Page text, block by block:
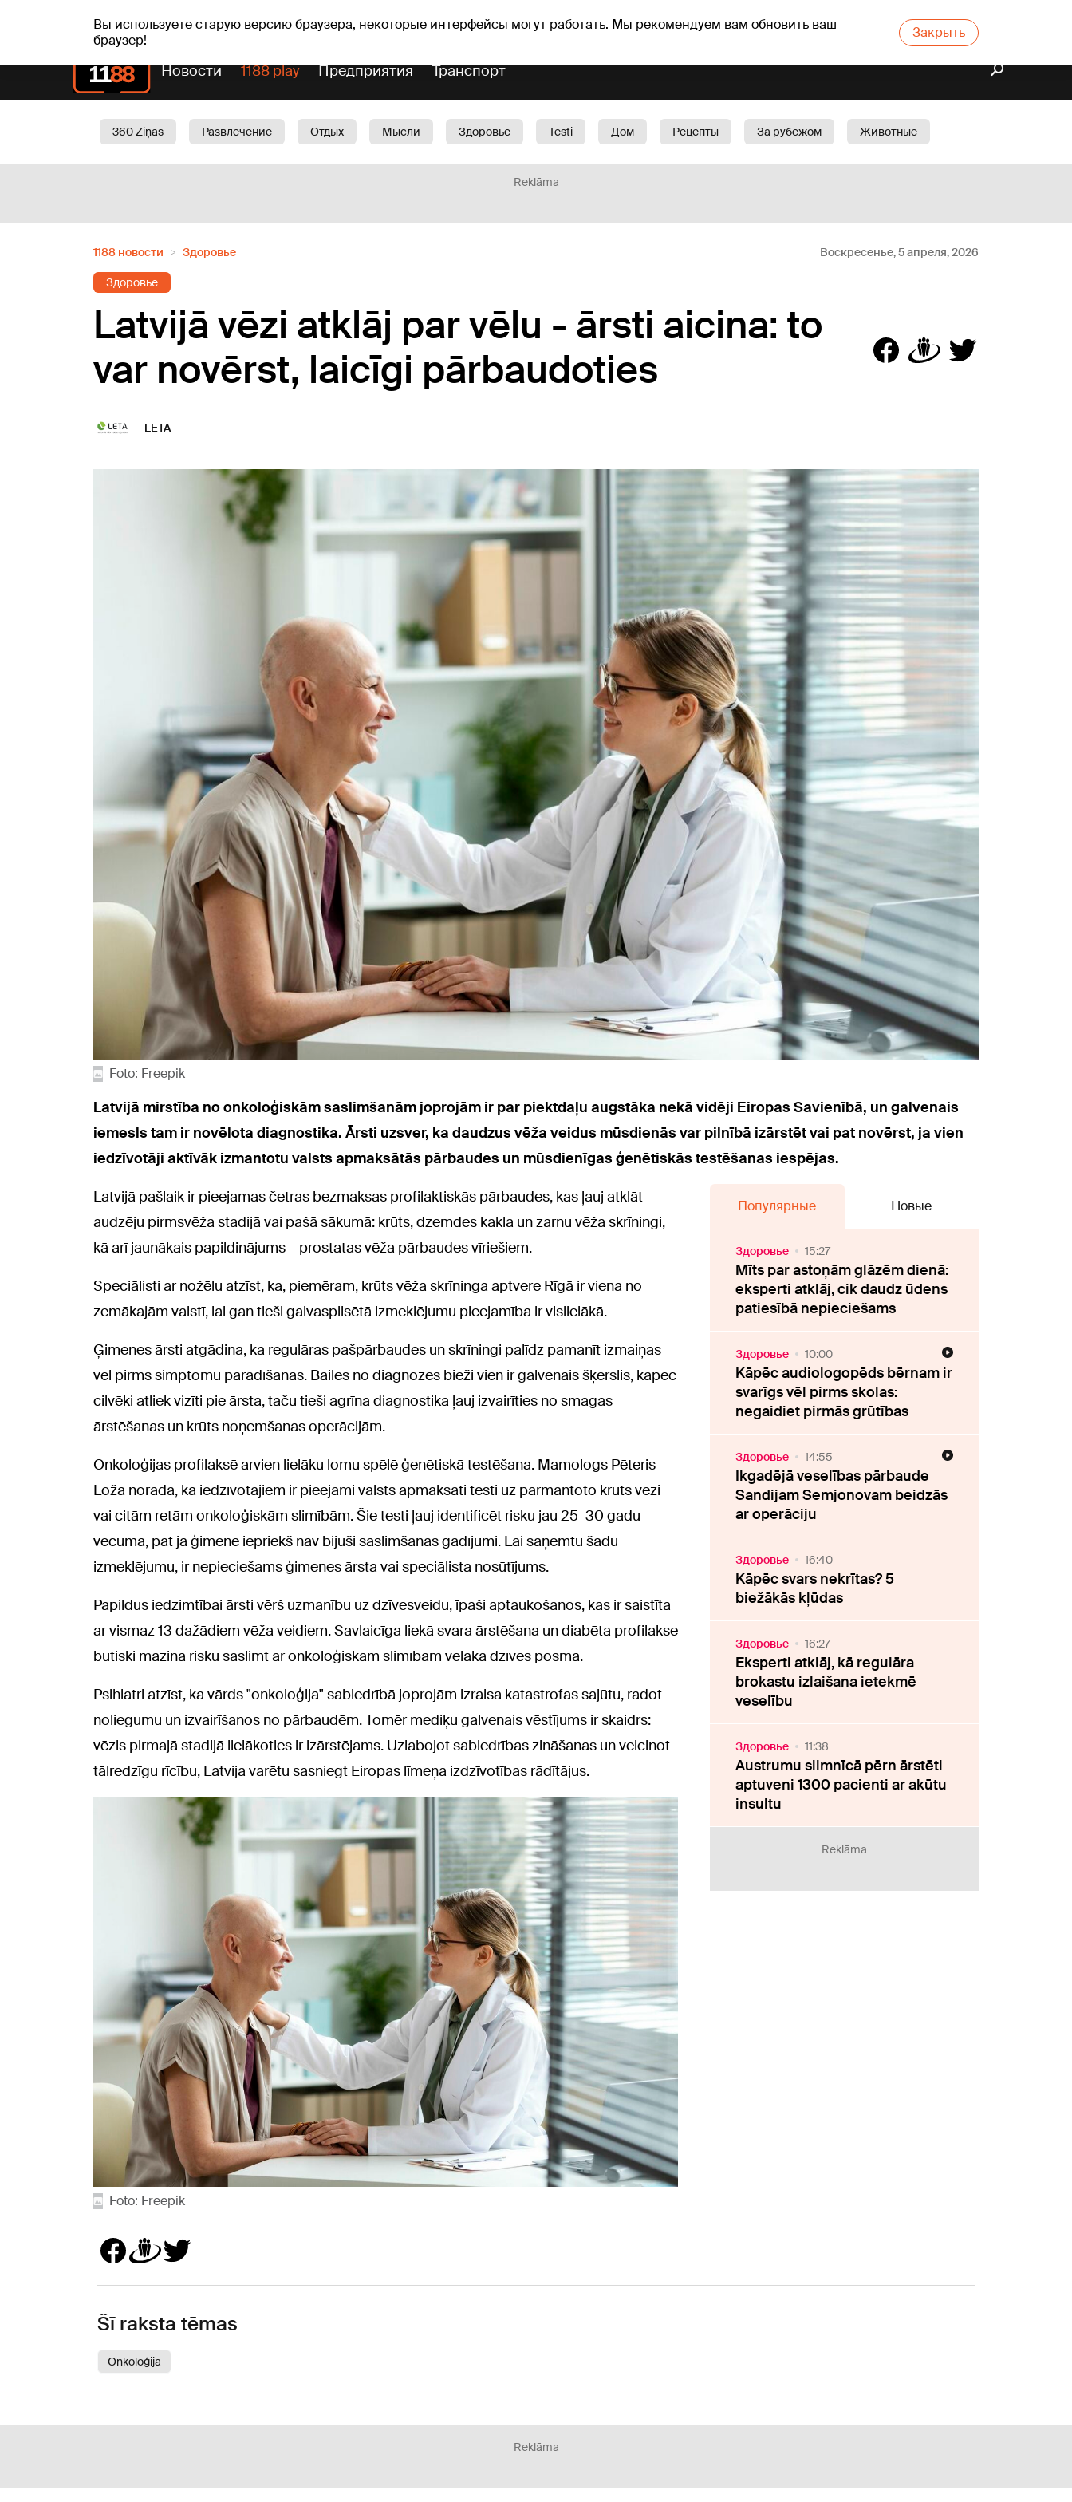
Вы используете старую версию браузера, некоторые интерфейсы могут работать. Мы рекомендуем вам обновить ваш
браузер!
Закрыть
сб, 08.08.2026. +21°C Mudīte, Vladislava, Vladislavs Прогноз погоды Гороскопы
Новости 1188 play Предприятия Транспорт
360 Ziņas Развлечение Отдых Мысли Здоровье Testi Дом Рецепты За рубежом
Животные
Reklāma
1188 новости Здоровье Воскресенье, 5 апреля, 2026
Здоровье
Latvijā vēzi atklāj par vēlu - ārsti aicina: to
var novērst, laicīgi pārbaudoties
LETA
Foto: Freepik
Latvijā mirstība no onkoloģiskām saslimšanām joprojām ir par piektdaļu augstāka nekā vidēji Eiropas Savienībā, un galvenais
iemesls tam ir novēlota diagnostika. Ārsti uzsver, ka daudzus vēža veidus mūsdienās var pilnībā izārstēt vai pat novērst, ja vien
iedzīvotāji aktīvāk izmantotu valsts apmaksātās pārbaudes un mūsdienīgas ģenētiskās testēšanas iespējas.
Latvijā pašlaik ir pieejamas četras bezmaksas profilaktiskās pārbaudes, kas ļauj atklāt
audzēju pirmsvēža stadijā vai pašā sākumā: krūts, dzemdes kakla un zarnu vēža skrīningi,
kā arī jaunākais papildinājums – prostatas vēža pārbaudes vīriešiem.
Speciālisti ar nožēlu atzīst, ka, piemēram, krūts vēža skrīninga aptvere Rīgā ir viena no
zemākajām valstī, lai gan tieši galvaspilsētā izmeklējumu pieejamība ir vislielākā.
Ģimenes ārsti atgādina, ka regulāras pašpārbaudes un skrīningi palīdz pamanīt izmaiņas
vēl pirms simptomu parādīšanās. Bailes no diagnozes bieži vien ir galvenais šķērslis, kāpēc
cilvēki atliek vizīti pie ārsta, taču tieši agrīna diagnostika ļauj izvairīties no smagas
ārstēšanas un krūts noņemšanas operācijām.
Onkoloģijas profilaksē arvien lielāku lomu spēlē ģenētiskā testēšana. Mamologs Pēteris
Loža norāda, ka iedzīvotājiem ir pieejami valsts apmaksāti testi uz pārmantoto krūts vēzi
vai citām retām onkoloģiskām slimībām. Šie testi ļauj identificēt risku jau 25–30 gadu
vecumā, pat ja ģimenē iepriekš nav bijuši saslimšanas gadījumi. Lai saņemtu šādu
izmeklējumu, ir nepieciešams ģimenes ārsta vai speciālista nosūtījums.
Papildus iedzimtībai ārsti vērš uzmanību uz dzīvesveidu, īpaši aptaukošanos, kas ir saistīta
ar vismaz 13 dažādiem vēža veidiem. Savlaicīga liekā svara ārstēšana un diabēta profilakse
būtiski mazina risku saslimt ar onkoloģiskām slimībām vēlākā dzīves posmā.
Psihiatri atzīst, ka vārds "onkoloģija" sabiedrībā joprojām izraisa katastrofas sajūtu, radot
noliegumu un izvairīšanos no pārbaudēm. Tomēr mediķu galvenais vēstījums ir skaidrs:
vēzis pirmajā stadijā lielākoties ir izārstējams. Uzlabojot sabiedrības zināšanas un veicinot
tālredzīgu rīcību, Latvija varētu sasniegt Eiropas līmeņa izdzīvotības rādītājus.
Foto: Freepik
Популярные Новые
Здоровье 15:27
Mīts par astoņām glāzēm dienā:
eksperti atklāj, cik daudz ūdens
patiesībā nepieciešams
Здоровье 10:00
Kāpēc audiologopēds bērnam ir
svarīgs vēl pirms skolas:
negaidiet pirmās grūtības
Здоровье 14:55
Ikgadējā veselības pārbaude
Sandijam Semjonovam beidzās
ar operāciju
Здоровье 16:40
Kāpēc svars nekrītas? 5
biežākās kļūdas
Здоровье 16:27
Eksperti atklāj, kā regulāra
brokastu izlaišana ietekmē
veselību
Здоровье 11:38
Austrumu slimnīcā pērn ārstēti
aptuveni 1300 pacienti ar akūtu
insultu
Reklāma
Šī raksta tēmas
Onkoloģija
Reklāma